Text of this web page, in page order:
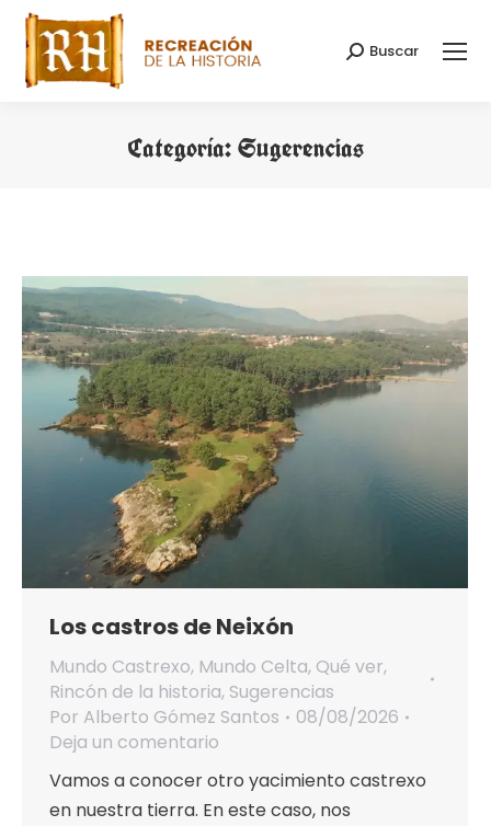
Buscar:
Buscar
Categoría:Sugerencias
Los castros de Neixón
Mundo Castrexo, Mundo Celta, Qué ver,
Rincón de la historia, Sugerencias
Por Alberto Gómez Santos
08/08/2026
Deja un comentario
Vamos a conocer otro yacimiento castrexo
en nuestra tierra. En este caso, nos